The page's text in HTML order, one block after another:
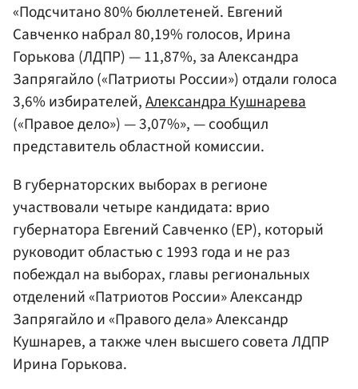
«Подсчитано 80% бюллетеней. Евгений
Савченко набрал 80,19% голосов, Ирина
Горькова (ЛДПР) — 11,87%, за Александра
Запрягайло («Патриоты России») отдали голоса
3,6% избирателей,Александра Кушнарева
(«Правое дело») — 3,07%», — сообщил
представитель областной комиссии.
В губернаторских выборах в регионе
участвовали четыре кандидата: врио
губернатора Евгений Савченко (ЕР), который
руководит областью с 1993 года и не раз
побеждал на выборах, главы региональных
отделений «Патриотов России» Александр
Запрягайло и «Правого дела» Александр
Кушнарев, а также член высшего совета ЛДПР
Ирина Горькова.